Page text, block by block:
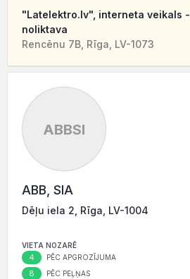
"Latelektro.lv", interneta veikals -
noliktava
Rencēnu 7B, Rīga, LV-1073
ABBSI
ABB, SIA
Dēļu iela 2, Rīga, LV-1004
VIETA NOZARĒ
4 PĒC APGROZĪJUMA
8 PĒC PEĻŅAS